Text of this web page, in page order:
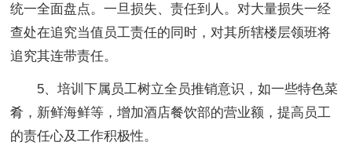
统一全面盘点。一旦损失、责任到人。对大量损失一经
查处在追究当值员工责任的同时，对其所辖楼层领班将
追究其连带责任。
5、培训下属员工树立全员推销意识，如一些特色菜
肴，新鲜海鲜等，增加酒店餐饮部的营业额，提高员工
的责任心及工作积极性。